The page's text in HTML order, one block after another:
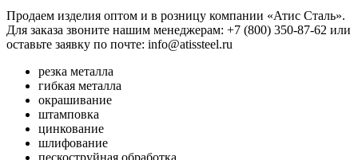
Продаем изделия оптом и в розницу компании «Атис Сталь».
Для заказа звоните нашим менеджерам: +7 (800) 350-87-62 или
оставьте заявку по почте: info@atissteel.ru
резка металла
гибкая металла
окрашивание
штамповка
цинкование
шлифование
пескоструйная обработка